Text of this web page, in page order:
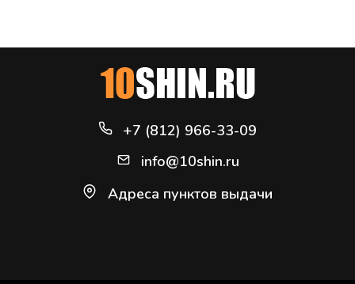
+7 (812) 966-33-09
info@10shin.ru
Адреса пунктов выдачи